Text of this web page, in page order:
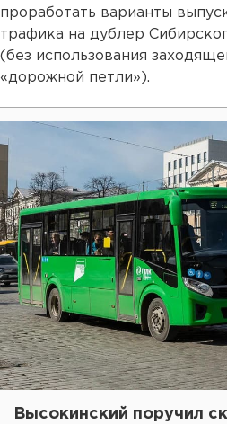
проработать варианты
трафика на дублер
(без использования
«дорожной петли»).
Высокинский поручил